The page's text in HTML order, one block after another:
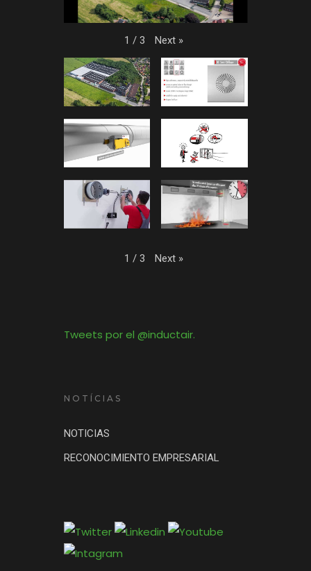
1 / 3 Next »
1 / 3 Next »
Tweets por el @inductair.
NOTÍCIAS
NOTICIAS
RECONOCIMIENTO EMPRESARIAL